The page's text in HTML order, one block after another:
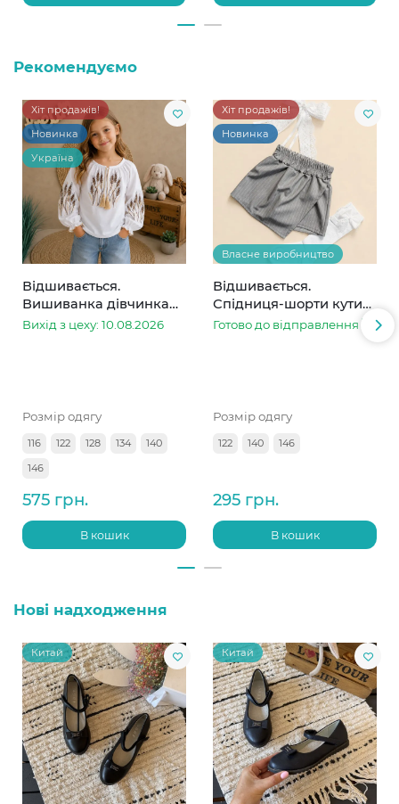
Рекомендуємо
Хіт продажів!
Новинка
Україна
Відшивається.
Вишиванка дівчинка
колоски
Вихід з цеху: 10.08.2026
Розмір одягу
116 122 128 134
140
146
575 грн.
В кошик
Хіт продажів!
Новинка
Власне виробництво
Відшивається.
Спідниця-шорти кутик
сіра в смужку
Готово до відправлення
Розмір одягу
122 140 146
295 грн.
В кошик
Нові надходження
Китай Китай